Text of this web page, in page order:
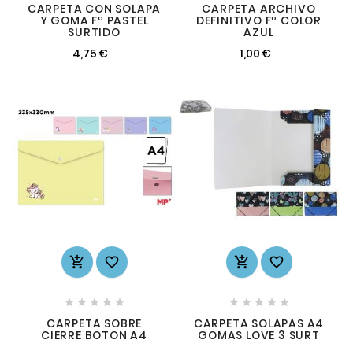
CARPETA CON SOLAPA
Y GOMA Fº PASTEL
SURTIDO
4,75 €
CARPETA ARCHIVO
DEFINITIVO Fº COLOR
AZUL
1,00 €
 
    
CARPETA SOBRE
CIERRE BOTON A4
 
    
CARPETA SOLAPAS A4
GOMAS LOVE 3 SURT